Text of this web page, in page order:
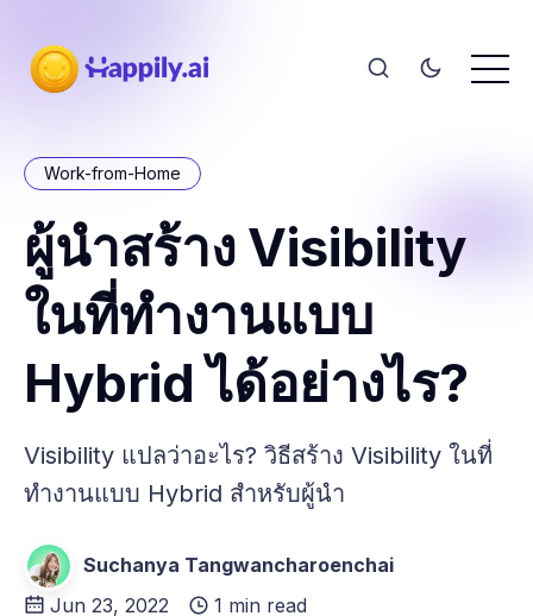
Work-from-Home
ผู้นำสร้าง Visibility
ในที่ทำงานแบบ
Hybrid ได้อย่างไร?
Visibility แปลว่าอะไร? วิธีสร้าง Visibility ในที่
ทำงานแบบ Hybrid สำหรับผู้นำ
Suchanya Tangwancharoenchai
Jun 23, 2022
1 min read